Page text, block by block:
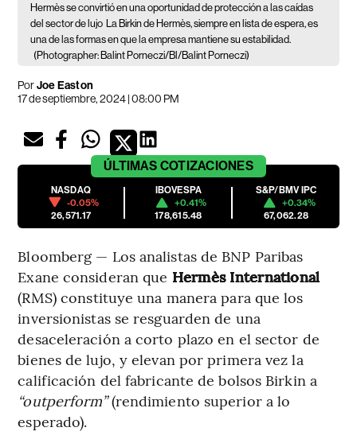
Hermès se convirtió en una oportunidad de protección a las caídas
del sector de lujo La Birkin de Hermès, siempre en lista de espera, es
una de las formas en que la empresa mantiene su estabilidad.
(Photographer: Balint Porneczi/Bl/Balint Porneczi)
PorJoe Easton
17 de septiembre, 2024 | 08:00 PM
ÚLTIMAS COTIZACIONES
NASDAQ
-0.05%
26,571.17
IBOVESPA
+0.41%
178,615.48
S&P/BMV IPC
+0.34%
67,062.28
Bloomberg — Los analistas de BNP Paribas
Exane consideran que Hermès International
(RMS) constituye una manera para que los
inversionistas se resguarden de una
desaceleración a corto plazo en el sector de
bienes de lujo, y elevan por primera vez la
calificación del fabricante de bolsos Birkin a
“outperform”(rendimiento superior a lo
esperado).